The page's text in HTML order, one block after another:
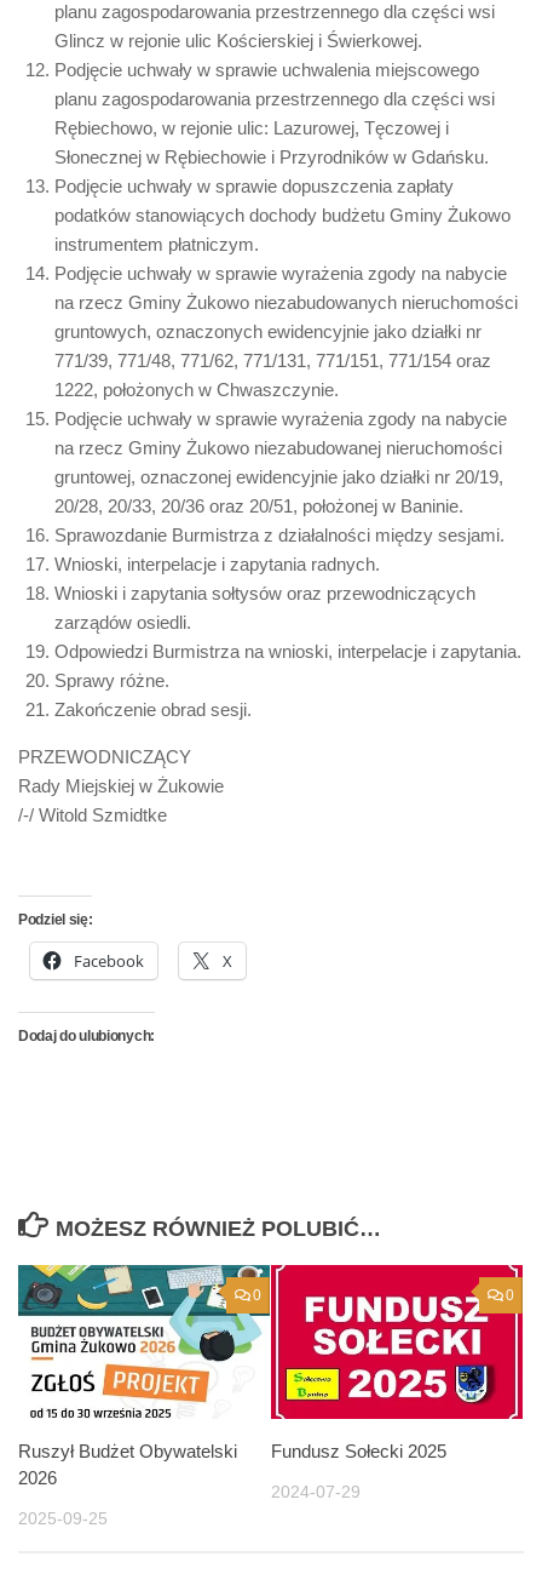
planu zagospodarowania przestrzennego dla części wsi
Glincz w rejonie ulic Kościerskiej i Świerkowej.
Podjęcie uchwały w sprawie uchwalenia miejscowego
planu zagospodarowania przestrzennego dla części wsi
Rębiechowo, w rejonie ulic: Lazurowej, Tęczowej i
Słonecznej w Rębiechowie i Przyrodników w Gdańsku.
Podjęcie uchwały w sprawie dopuszczenia zapłaty
podatków stanowiących dochody budżetu Gminy Żukowo
instrumentem płatniczym.
Podjęcie uchwały w sprawie wyrażenia zgody na nabycie
na rzecz Gminy Żukowo niezabudowanych nieruchomości
gruntowych, oznaczonych ewidencyjnie jako działki nr
771/39, 771/48, 771/62, 771/131, 771/151, 771/154 oraz
1222, położonych w Chwaszczynie.
Podjęcie uchwały w sprawie wyrażenia zgody na nabycie
na rzecz Gminy Żukowo niezabudowanej nieruchomości
gruntowej, oznaczonej ewidencyjnie jako działki nr 20/19,
20/28, 20/33, 20/36 oraz 20/51, położonej w Baninie.
Sprawozdanie Burmistrza z działalności między sesjami.
Wnioski, interpelacje i zapytania radnych.
Wnioski i zapytania sołtysów oraz przewodniczących
zarządów osiedli.
Odpowiedzi Burmistrza na wnioski, interpelacje i zapytania.
Sprawy różne.
Zakończenie obrad sesji.
PRZEWODNICZĄCY
Rady Miejskiej w Żukowie
/-/ Witold Szmidtke
Podziel się:
Facebook X
Dodaj do ulubionych:
MOŻESZ RÓWNIEŻ POLUBIĆ…
0
Ruszył Budżet Obywatelski
2026
2025-09-25
0
Fundusz Sołecki 2025
2024-07-29